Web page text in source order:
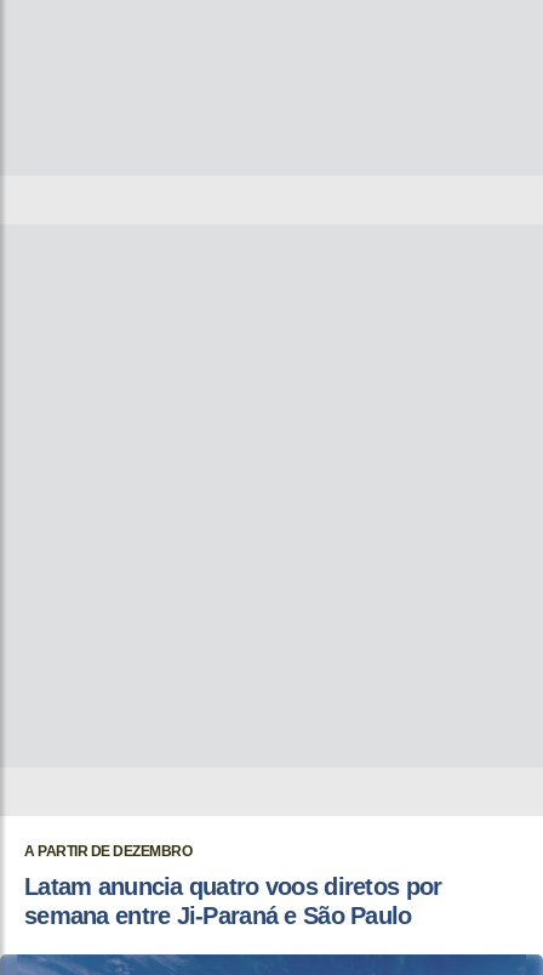
A PARTIR DE DEZEMBRO
Latam anuncia quatro voos diretos por
semana entre Ji-Paraná e São Paulo